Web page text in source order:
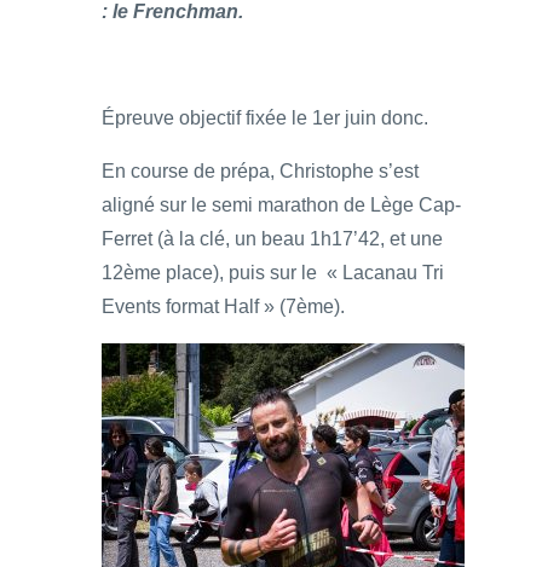
: le Frenchman.
Épreuve objectif fixée le 1er juin donc.
En course de prépa, Christophe s’est
aligné sur le semi marathon de Lège Cap-
Ferret (à la clé, un beau 1h17’42, et une
12ème place), puis sur le « Lacanau Tri
Events format Half » (7ème).